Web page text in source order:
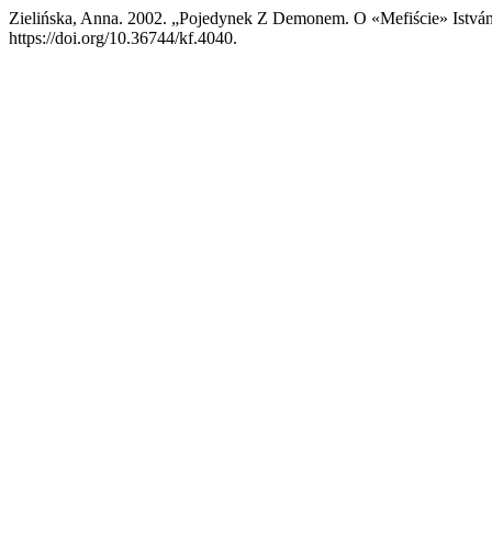
Zielińska, Anna. 2002. „Pojedynek Z Demonem. O «Mefiście»
https://doi.org/10.36744/kf.4040.